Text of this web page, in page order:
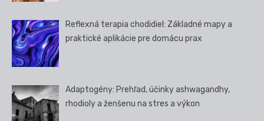
Reflexná terapia chodidiel: Základné mapy a
praktické aplikácie pre domácu prax
Adaptogény: Prehľad, účinky ashwagandhy,
rhodioly a ženšenu na stres a výkon